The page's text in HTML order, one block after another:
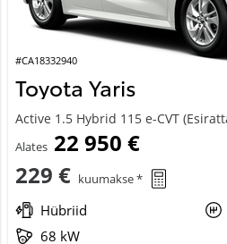
#CA18332940
Toyota Yaris
Active 1.5 Hybrid 115 e-CVT
Alates 22 950 €
229 € kuumakse *
Hübriid
68 kW